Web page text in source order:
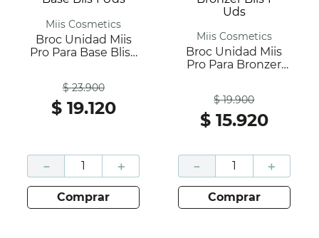
Miis Cosmetics
Broc Unidad Miis
Pro Para Base Blis 1
$ 23.900
$ 19.120
＋
－
comprar
Miis Cosmetics
Broc Unidad Miis
Pro Para Bronzer
$ 19.900
$ 15.920
＋
－
comprar